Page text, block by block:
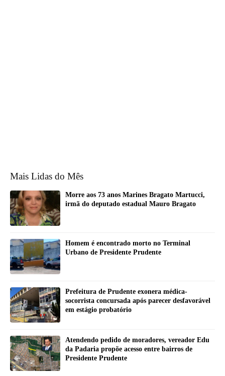
Mais Lidas do Mês
Morre aos 73 anos Marines Bragato Martucci,
irmã do deputado estadual Mauro Bragato
Homem é encontrado morto no Terminal
Urbano de Presidente Prudente
Prefeitura de Prudente exonera médica-
socorrista concursada após parecer desfavorável
em estágio probatório
Atendendo pedido de moradores, vereador Edu
da Padaria propõe acesso entre bairros de
Presidente Prudente